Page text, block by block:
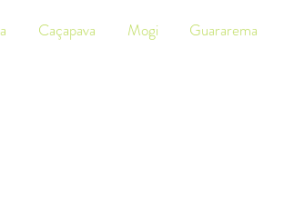
Caçapava Mogi Guararema